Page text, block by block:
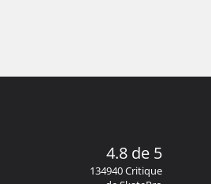
4.8 de 5
134940 Critique